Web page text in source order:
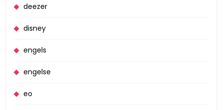
deezer
disney
engels
engelse
eo